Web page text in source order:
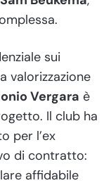
sui
valorizzazione
Vergara è
Il club ha
per l’ex
di contratto:
affidabile